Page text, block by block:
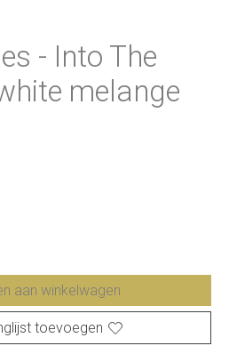
- Into The
melange
aan winkelwagen
toevoegen